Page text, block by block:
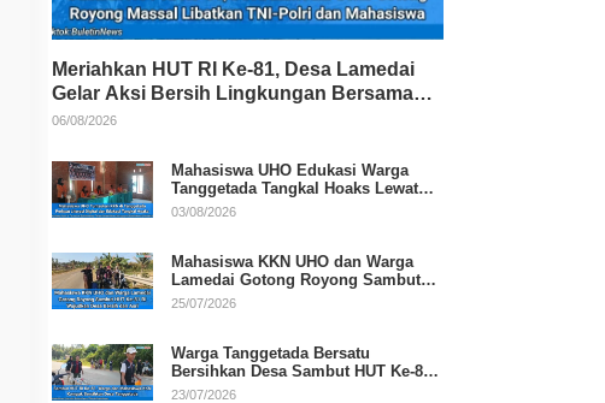
Meriahkan HUT RI Ke-81, Desa Lamedai
Gelar Aksi Bersih Lingkungan Bersama
TNI-Polri
06/08/2026
Mahasiswa UHO Edukasi Warga
Tanggetada Tangkal Hoaks Lewat
Program Literasi
03/08/2026
Mahasiswa KKN UHO dan Warga
Lamedai Gotong Royong Sambut
HUT Ke-81 RI
25/07/2026
Warga Tanggetada Bersatu
Bersihkan Desa Sambut HUT Ke-81
RI
23/07/2026